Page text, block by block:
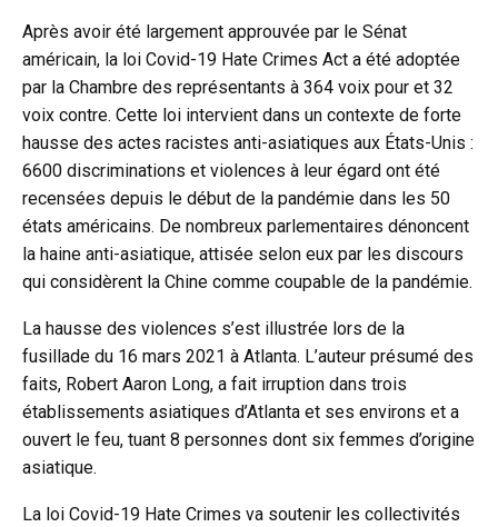
Après avoir été largement approuvée par le Sénat
américain, la loi Covid-19 Hate Crimes Act a été adoptée
par la Chambre des représentants à 364 voix pour et 32
voix contre. Cette loi intervient dans un contexte de forte
hausse des actes racistes anti-asiatiques aux États-Unis :
6600 discriminations et violences à leur égard ont été
recensées depuis le début de la pandémie dans les 50
états américains. De nombreux parlementaires dénoncent
la haine anti-asiatique, attisée selon eux par les discours
qui considèrent la Chine comme coupable de la pandémie.
La hausse des violences s’est illustrée lors de la
fusillade du 16 mars 2021 à Atlanta. L’auteur présumé des
faits, Robert Aaron Long, a fait irruption dans trois
établissements asiatiques d’Atlanta et ses environs et a
ouvert le feu, tuant 8 personnes dont six femmes d’origine
asiatique.
La loi Covid-19 Hate Crimes va soutenir les collectivités